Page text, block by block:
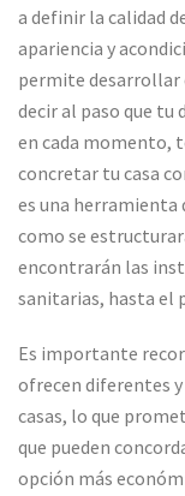
a definir la calidad
apariencia y
permite desarrollar
decir al paso que tu
en cada momento,
concretar tu casa
es una herramienta
como se
encontrarán las
sanitarias, hasta el
Es importante
ofrecen diferentes y
casas, lo que
que pueden
opción más